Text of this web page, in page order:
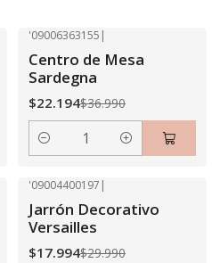
'09006363155 |
Centro de Mesa
Sardegna
$22.194$36.990
Cantidad
Agotado
'09004400197 |
Jarrón Decorativo
Versailles
$17.994$29.990